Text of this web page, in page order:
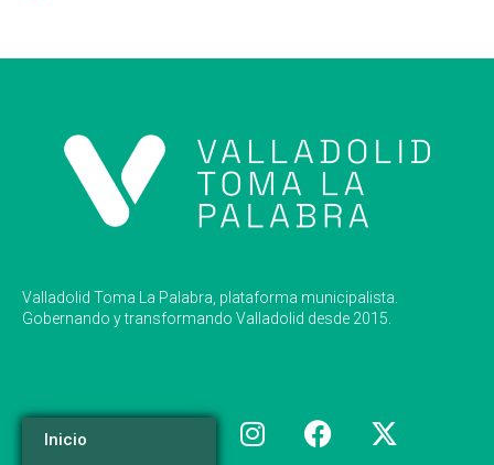
Valladolid Toma La Palabra, plataforma municipalista.
Gobernando y transformando Valladolid desde 2015.
Inicio